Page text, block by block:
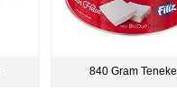
840 Gram Teneke